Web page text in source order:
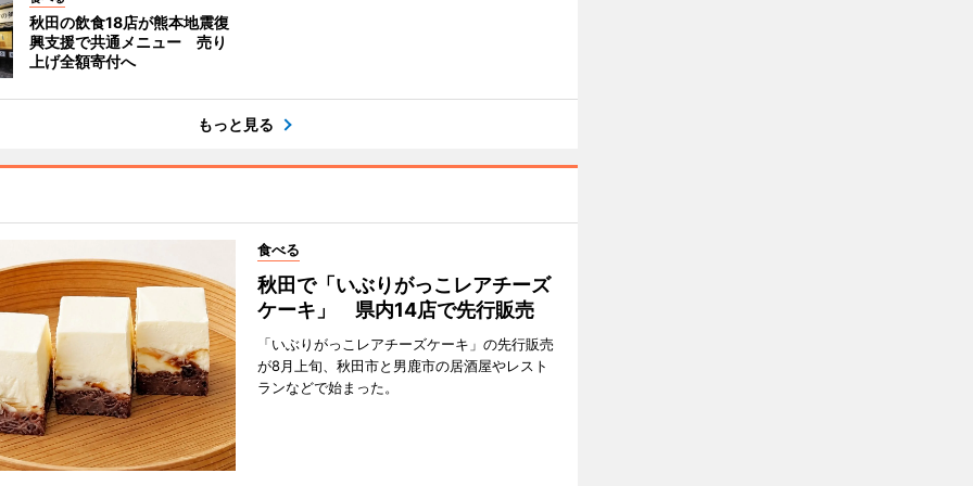
秋田の飲食18店が熊本地震復
興支援で共通メニュー 売り
上げ全額寄付へ
もっと見る
食べる
秋田で「いぶりがっこレアチーズ
ケーキ」 県内14店で先行販売
「いぶりがっこレアチーズケーキ」の先行販売
が8月上旬、秋田市と男鹿市の居酒屋やレスト
ランなどで始まった。